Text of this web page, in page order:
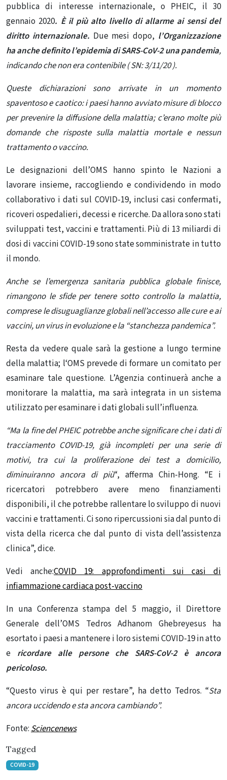
pubblica di interesse internazionale, o PHEIC, il 30
gennaio 2020. È il più alto livello di allarme ai sensi del
diritto internazionale. Due mesi dopo, l’Organizzazione
ha anchedefinito l’epidemia di SARS-CoV-2 una pandemia,
indicando che non era contenibile ( SN: 3/11/20 ).
Queste dichiarazioni sono arrivate in un momento
spaventoso e caotico: i paesi hanno avviato misure di blocco
per prevenire la diffusione della malattia; c’erano molte più
domande che risposte sulla malattia mortale e nessun
trattamento o vaccino.
Le designazioni dell’OMS hanno spinto le Nazioni a
lavorare insieme, raccogliendo e condividendo in modo
collaborativo i dati sul COVID-19, inclusi casi confermati,
ricoveri ospedalieri, decessi e ricerche. Da allora sono stati
sviluppati test, vaccini e trattamenti. Più di 13 miliardi di
dosi di vaccini COVID-19 sono state somministrate in tutto
il mondo.
Anche se l’emergenza sanitaria pubblica globale finisce,
rimangono le sfide per tenere sotto controllo la malattia,
comprese le disuguaglianze globali nell’accesso alle cure e ai
vaccini, un virus in evoluzionee la “stanchezza pandemica”.
Resta da vedere quale sarà la gestione a lungo termine
della malattia; l‘OMS prevede di formare un comitato per
esaminare tale questione. L’Agenzia continuerà anche a
monitorare la malattia, ma sarà integrata in un sistema
utilizzato per esaminare i dati globali sull’influenza.
“Ma la fine del PHEIC potrebbe anche significare che i dati di
tracciamento COVID-19, già incompleti per una serie di
motivi, tra cui la proliferazione dei test a domicilio,
diminuiranno ancora di più“, afferma Chin-Hong. “E i
ricercatori potrebbero avere meno finanziamenti
disponibili, il che potrebbe rallentare lo sviluppo di nuovi
vaccini e trattamenti. Ci sono ripercussioni sia dal punto di
vista della ricerca che dal punto di vista dell’assistenza
clinica”, dice.
Vedi anche:COVID 19: approfondimenti sui casi di
infiammazione cardiaca post-vaccino
In una Conferenza stampa del 5 maggio, il Direttore
Generale dell’OMS Tedros Adhanom Ghebreyesus ha
esortato i paesi a mantenere i loro sistemi COVID-19 in atto
e ricordare alle persone che SARS-CoV-2 è ancora
pericoloso.
“Questo virus è qui per restare”, ha detto Tedros. “Sta
ancora uccidendo e sta ancora cambiando”.
Fonte:Sciencenews
Tagged
COVID-19